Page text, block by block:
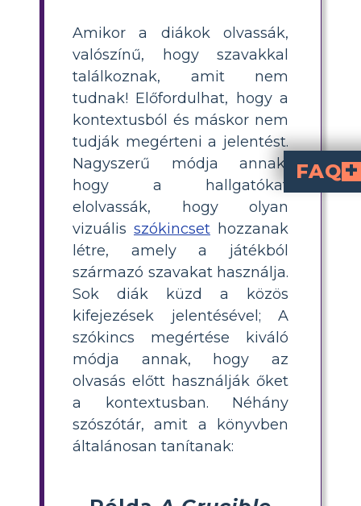
Amikor a diákok olvassák,
valószínű, hogy szavakkal
találkoznak, amit nem
tudnak! Előfordulhat, hogy a
kontextusból és máskor nem
tudják megérteni a jelentést.
Nagyszerű módja annak,
hogy a hallgatókat
elolvassák, hogy olyan
vizuális szókincset hozzanak
létre, amely a játékból
származó szavakat használja.
Sok diák küzd a közös
kifejezések jelentésével; A
szókincs megértése kiváló
módja annak, hogy az
olvasás előtt használják őket
a kontextusban. Néhány
szószótár, amit a könyvben
általánosan tanítanak:
FAQ